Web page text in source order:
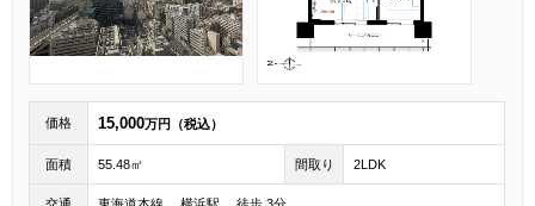
価格 15,000万円（税込）
面積 55.48㎡ 間取り 2LDK